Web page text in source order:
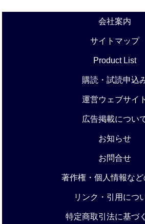
会社案内
サイトマップ
Product List
購読・試読申込
運営ウェブサイト
広告掲載につい
お知らせ
お問合せ
著作権・個人情報な
リンク・引用につ
特定商取引法に基づ